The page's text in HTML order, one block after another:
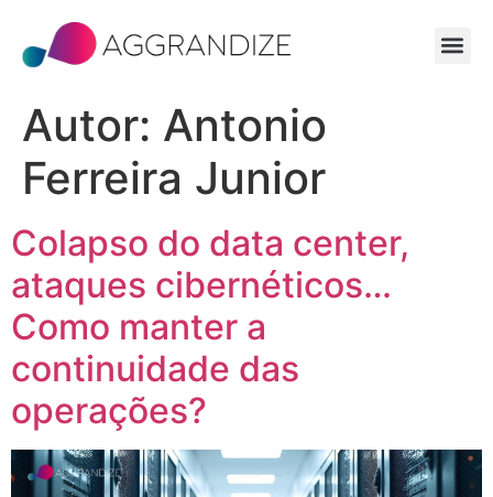
Autor: Antonio
Ferreira Junior
Colapso do data center,
ataques cibernéticos…
Como manter a
continuidade das
operações?